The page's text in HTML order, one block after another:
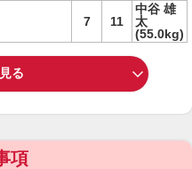
7 11
中谷 雄
太
(55.0kg)
る
項